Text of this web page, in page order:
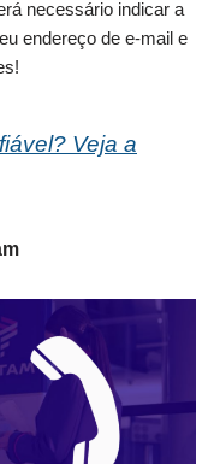
necessário indicar a
endereço de e-mail e
Veja a